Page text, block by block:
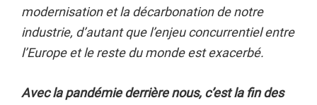
modernisation et la décarbonation de notre
industrie, d’autant que l’enjeu concurrentiel entre
l’Europe et le reste du monde est exacerbé.
Avec la pandémie derrière nous, c’est la fin des